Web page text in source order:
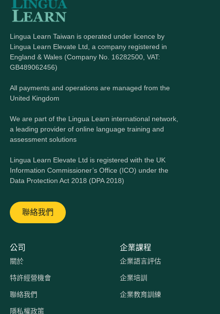
Lingua Learn Taiwan is operated under licence by
Lingua Learn Elevate Ltd, a company registered in
England & Wales (Company No. 16282500, VAT:
GB489062456)
All payments and operations are managed from the
United Kingdom
We are part of the Lingua Learn international network,
a leading provider of online language training and
assessment solutions
Lingua Learn Elevate Ltd is registered with the UK
Information Commissioner’s Office (ICO) under the
Data Protection Act 2018 (DPA 2018)
聯絡我們
公司
關於
特許經營機會
聯絡我們
隱私權政策
企業課程
企業語言評估
企業培訓
企業教育訓練